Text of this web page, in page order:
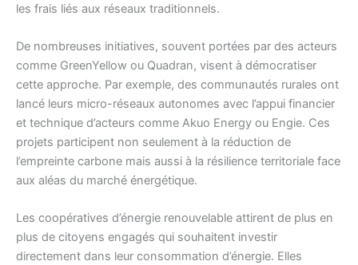
les frais liés aux réseaux traditionnels.
De nombreuses initiatives, souvent portées par des acteurs
comme GreenYellow ou Quadran, visent à démocratiser
cette approche. Par exemple, des communautés rurales ont
lancé leurs micro-réseaux autonomes avec l’appui financier
et technique d’acteurs comme Akuo Energy ou Engie. Ces
projets participent non seulement à la réduction de
l’empreinte carbone mais aussi à la résilience territoriale face
aux aléas du marché énergétique.
Les coopératives d’énergie renouvelable attirent de plus en
plus de citoyens engagés qui souhaitent investir
directement dans leur consommation d’énergie. Elles